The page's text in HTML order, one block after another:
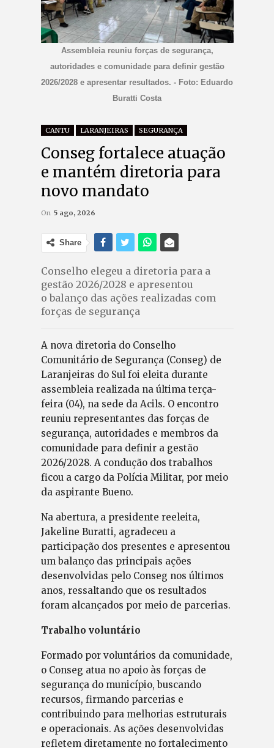
Assembleia reuniu forças de segurança,
autoridades e comunidade para definir gestão
2026/2028 e apresentar resultados. - Foto: Eduardo
Buratti Costa
CANTU LARANJEIRAS SEGURANÇA
Conseg fortalece atuação
e mantém diretoria para
novo mandato
On 5 ago, 2026
Share
Conselho elegeu a diretoria para a
gestão 2026/2028 e apresentou
o balanço das ações realizadas com
forças de segurança
A nova diretoria do Conselho
Comunitário de Segurança (Conseg) de
Laranjeiras do Sul foi eleita durante
assembleia realizada na última terça-
feira (04), na sede da Acils. O encontro
reuniu representantes das forças de
segurança, autoridades e membros da
comunidade para definir a gestão
2026/2028. A condução dos trabalhos
ficou a cargo da Polícia Militar, por meio
da aspirante Bueno.
Na abertura, a presidente reeleita,
Jakeline Buratti, agradeceu a
participação dos presentes e apresentou
um balanço das principais ações
desenvolvidas pelo Conseg nos últimos
anos, ressaltando que os resultados
foram alcançados por meio de parcerias.
Trabalho voluntário
Formado por voluntários da comunidade,
o Conseg atua no apoio às forças de
segurança do município, buscando
recursos, firmando parcerias e
contribuindo para melhorias estruturais
e operacionais. As ações desenvolvidas
refletem diretamente no fortalecimento